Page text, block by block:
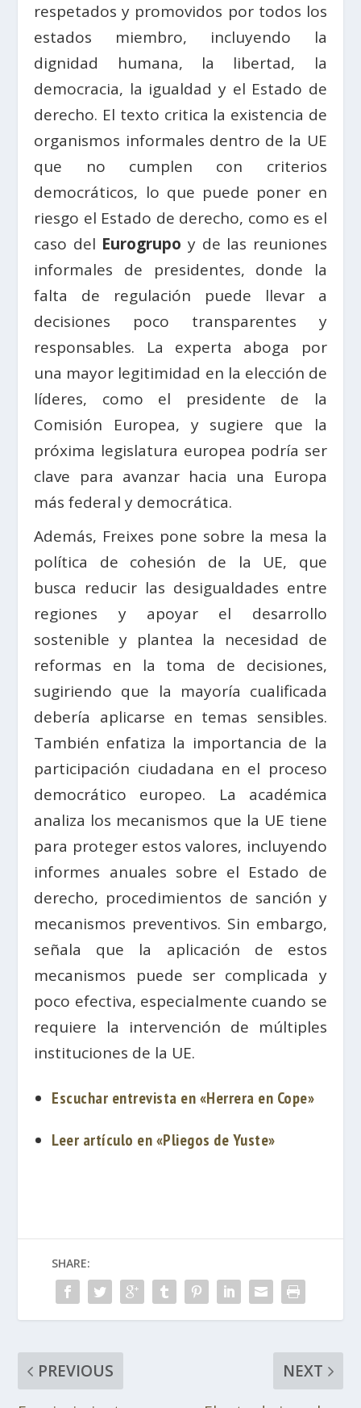
respetados y promovidos por todos los
estados miembro, incluyendo la
dignidad humana, la libertad, la
democracia, la igualdad y el Estado de
derecho. El texto critica la existencia de
organismos informales dentro de la UE
que no cumplen con criterios
democráticos, lo que puede poner en
riesgo el Estado de derecho, como es el
caso del Eurogrupo y de las reuniones
informales de presidentes, donde la
falta de regulación puede llevar a
decisiones poco transparentes y
responsables. La experta aboga por
una mayor legitimidad en la elección de
líderes, como el presidente de la
Comisión Europea, y sugiere que la
próxima legislatura europea podría ser
clave para avanzar hacia una Europa
más federal y democrática.
Además, Freixes pone sobre la mesa la
política de cohesión de la UE, que
busca reducir las desigualdades entre
regiones y apoyar el desarrollo
sostenible y plantea la necesidad de
reformas en la toma de decisiones,
sugiriendo que la mayoría cualificada
debería aplicarse en temas sensibles.
También enfatiza la importancia de la
participación ciudadana en el proceso
democrático europeo. La académica
analiza los mecanismos que la UE tiene
para proteger estos valores, incluyendo
informes anuales sobre el Estado de
derecho, procedimientos de sanción y
mecanismos preventivos. Sin embargo,
señala que la aplicación de estos
mecanismos puede ser complicada y
poco efectiva, especialmente cuando se
requiere la intervención de múltiples
instituciones de la UE.
Escuchar entrevista en «Herrera en Cope»
Leer artículo en «Pliegos de Yuste»
SHARE:
PREVIOUS
NEXT